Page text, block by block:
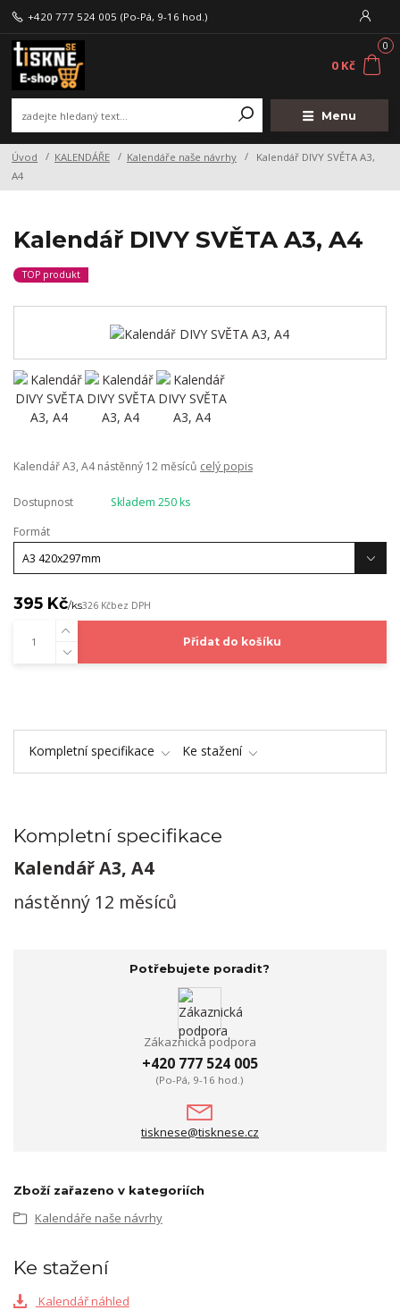
Menu
+420 777 524 005 (Po-Pá, 9-16 hod.)
0
0 Kč
Úvod KALENDÁŘE Kalendáře naše návrhy
Kalendář DIVY SVĚTA A3,
A4
Kalendář DIVY SVĚTA A3, A4
TOP produkt
Kalendář A3, A4 nástěnný 12 měsíců celý popis
Dostupnost
Skladem 250 ks
Formát
395 Kč/ks326 Kčbez DPH
Přidat do košíku
Kompletní specifikace Ke stažení
Kompletní specifikace
Kalendář A3, A4
nástěnný 12 měsíců
Potřebujete poradit?
Zákaznická podpora
+420 777 524 005
(Po-Pá, 9-16 hod.)
tisknese@tisknese.cz
Zboží zařazeno v kategoriích
Kalendáře naše návrhy
Ke stažení
Kalendář náhled